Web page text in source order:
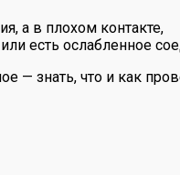
а в плохом контакте,
есть ослабленное
— знать, что и как